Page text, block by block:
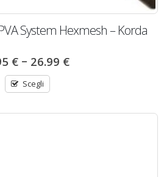
System Hexmesh – Korda
€– 26.99 €
Scegli